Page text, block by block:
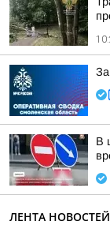
В
ЛЕНТА НОВОСТЕЙ